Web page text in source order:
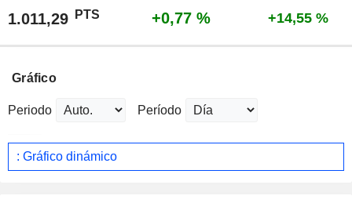
1.011,29 PTS +0,77 % +14,55 %
Gráfico
Periodo Período
: Gráfico dinámico